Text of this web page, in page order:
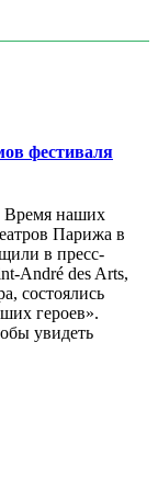
фестиваля
Время наших
Парижа в
в пресс-
André des Arts,
состоялись
героев».
увидеть